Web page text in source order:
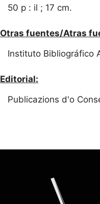
50 p : il ; 17 cm.
Otras fuentes/Atras
Instituto Bibliográfico
Editorial:
Publicazions d'o